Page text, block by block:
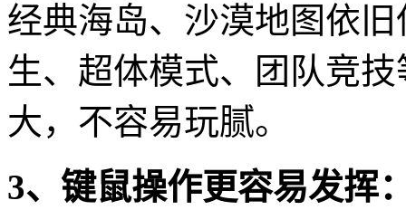
经典海岛、沙漠地图依
生、超体模式、团队竞
大，不容易玩腻。
3、键鼠操作更容易发挥